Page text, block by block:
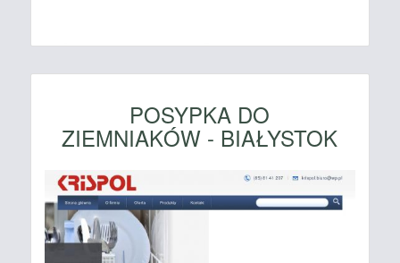
POSYPKA DO
ZIEMNIAKÓW - BIAŁYSTOK